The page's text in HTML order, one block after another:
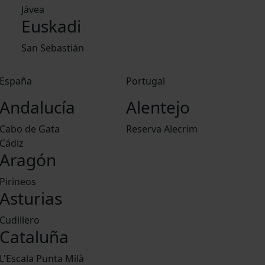
Jávea
Euskadi
San Sebastián
de Gata
Punta Milà
Portugal
Alentejo
Reserva Alecrim